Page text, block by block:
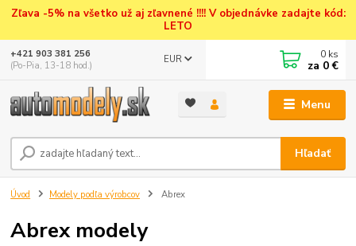
Zľava -5% na všetko už aj zľavnené !!!! V objednávke zadajte kód:
LETO
Menu
EUR
Hľadať
+421 903 381 256
(Po-Pia, 13-18 hod.)
0 ks
za 0 €
Úvod Modely podľa výrobcov Abrex
Abrex modely